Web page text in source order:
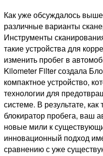
Как уже обсуждалось
различные варианты
Инструменты
такие устройства для
изменить пробег в
Kilometer Filter создала
компактное устройство,
технологии для
системе. В результате, как
блокиратор пробега, ваш
новые мили к
инновационный подход
сравнению с уже